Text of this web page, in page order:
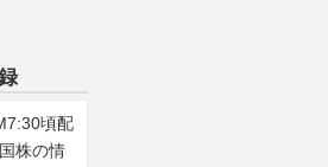
頃配
株の情